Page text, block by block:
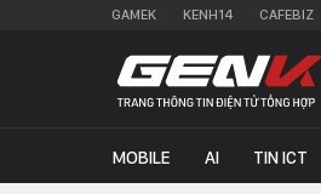
GAMEK KENH14 CAFEBIZ
MOBILE AI TIN ICT